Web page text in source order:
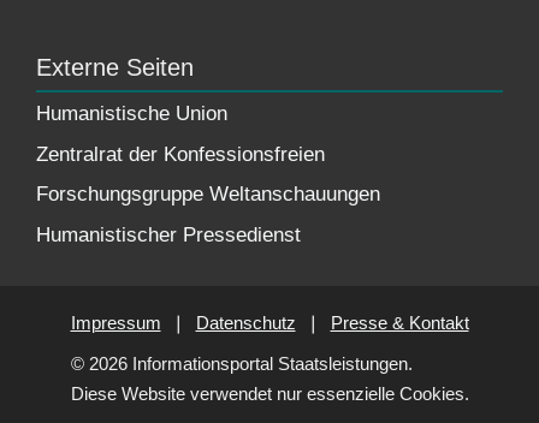
Externe Seiten
Humanistische Union
Zentralrat der Konfessionsfreien
Forschungsgruppe Weltanschauungen
Humanistischer Pressedienst
Impressum ❘ Datenschutz ❘ Presse & Kontakt
© 2026 Informationsportal Staatsleistungen.
Diese Website verwendet nur essenzielle Cookies.